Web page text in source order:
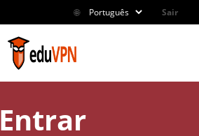
🌐 Sair
Entrar